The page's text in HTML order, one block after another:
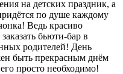
на детских праздник, а
по душе каждому
Ведь красиво
бьюти-бар в
родителей! День
быть прекрасным днём
просто необходимо!